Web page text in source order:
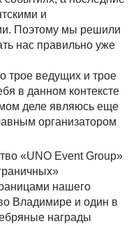
и
Поэтому мы решили
нас правильно уже
трое ведущих и трое
в данном контексте
деле являюсь еще
организатором
«UNO Event Group»
нашего
Владимире и один в
награды